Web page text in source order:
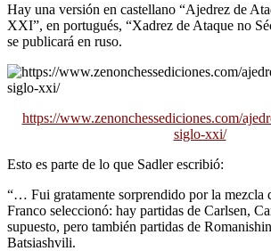
Hay una versión en castellano “Ajedrez de
XXI”, en portugués, “Xadrez de Ataque no
se publicará en ruso.
https://www.zenonchessediciones.com/
siglo-xxi/
Esto es parte de lo que Sadler escribió:
“… Fui gratamente sorprendido por la mezcla
Franco seleccionó: hay partidas de Carlsen,
supuesto, pero también partidas de
Batsiashvili.